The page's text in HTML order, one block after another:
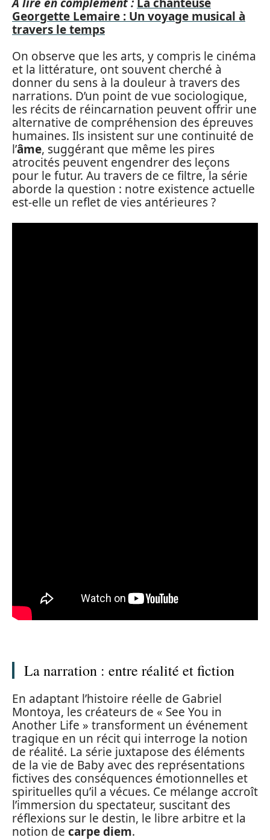
Georgette Lemaire : Un voyage musical à
travers le temps
On observe que les arts, y compris le cinéma
et la littérature, ont souvent cherché à
donner du sens à la douleur à travers des
narrations. D’un point de vue sociologique,
les récits de réincarnation peuvent offrir une
alternative de compréhension des épreuves
humaines. Ils insistent sur une continuité de
l’âme, suggérant que même les pires
atrocités peuvent engendrer des leçons
pour le futur. Au travers de ce filtre, la série
aborde la question : notre existence actuelle
est-elle un reflet de vies antérieures ?
La narration : entre réalité et fiction
En adaptant l’histoire réelle de Gabriel
Montoya, les créateurs de « See You in
Another Life » transforment un événement
tragique en un récit qui interroge la notion
de réalité. La série juxtapose des éléments
de la vie de Baby avec des représentations
fictives des conséquences émotionnelles et
spirituelles qu’il a vécues. Ce mélange accroît
l’immersion du spectateur, suscitant des
réflexions sur le destin, le libre arbitre et la
notion de carpe diem.